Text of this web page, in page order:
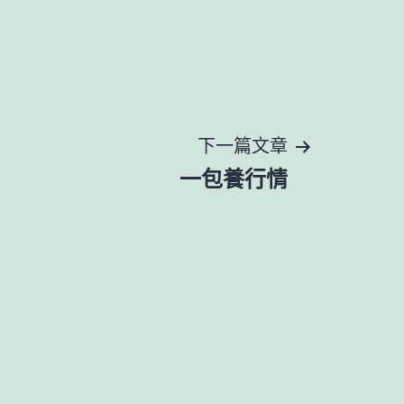
下一篇文章
一包養行情